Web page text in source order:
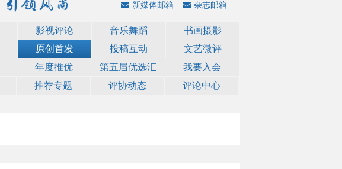
杂志邮箱
新媒体邮箱
影视评论 音乐舞蹈
书画摄影
原创首发 投稿互动
文艺微评
年度推优 第五届优选汇 我要入会
推荐专题 评协动态 评论中心